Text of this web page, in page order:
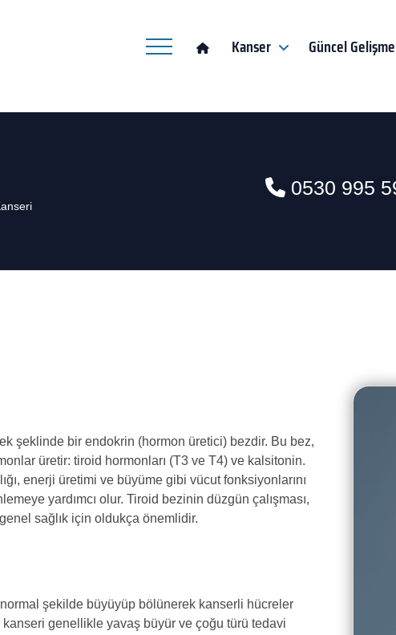
Kanser Güncel
0530 995
şeklinde bir endokrin (hormon üretici) bezdir. Bu bez,
üretir: tiroid hormonları (T3 ve T4) ve kalsitonin.
enerji üretimi ve büyüme gibi vücut fonksiyonlarını
yardımcı olur. Tiroid bezinin düzgün çalışması,
sağlık için oldukça önemlidir.
şekilde büyüyüp bölünerek kanserli hücreler
kanseri genellikle yavaş büyür ve çoğu türü tedavi